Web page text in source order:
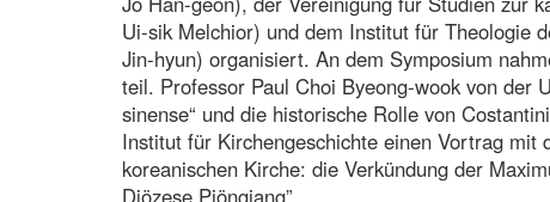
Ui-sik Melchior) und dem Institut für Theologie
Jin-hyun) organisiert. An dem Symposium
teil. Professor Paul Choi Byeong-wook von der
sinense“ und die historische Rolle von
Institut für Kirchengeschichte einen Vortrag mit
koreanischen Kirche: die Verkündung der
Diözese Pjöngjang”.